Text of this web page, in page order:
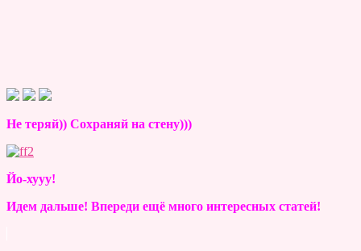
Не теряй)) Сохраняй на стену)))
Йо-хууу!
Идем дальше! Впереди ещё много интересных статей!